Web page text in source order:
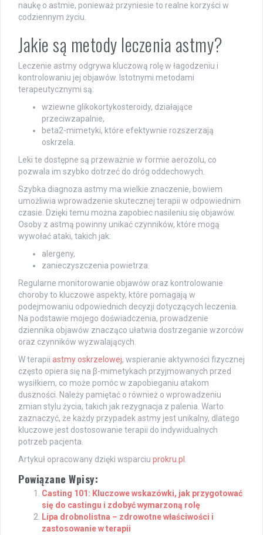
naukę o astmie, ponieważ przyniesie to realne korzyści w
codziennym życiu.
Jakie są metody leczenia astmy?
Leczenie astmy odgrywa kluczową rolę w łagodzeniu i
kontrolowaniu jej objawów. Istotnymi metodami
terapeutycznymi są:
wziewne glikokortykosteroidy, działające
przeciwzapalnie,
beta2-mimetyki, które efektywnie rozszerzają
oskrzela.
Leki te dostępne są przeważnie w formie aerozolu, co
pozwala im szybko dotrzeć do dróg oddechowych.
Szybka diagnoza astmy ma wielkie znaczenie, bowiem
umożliwia wprowadzenie skutecznej terapii w odpowiednim
czasie. Dzięki temu można zapobiec nasileniu się objawów.
Osoby z astmą powinny unikać czynników, które mogą
wywołać ataki, takich jak:
alergeny,
zanieczyszczenia powietrza.
Regularne monitorowanie objawów oraz kontrolowanie
choroby to kluczowe aspekty, które pomagają w
podejmowaniu odpowiednich decyzji dotyczących leczenia.
Na podstawie mojego doświadczenia, prowadzenie
dziennika objawów znacząco ułatwia dostrzeganie wzorców
oraz czynników wyzwalających.
W terapii astmy oskrzelowej, wspieranie aktywności fizycznej
często opiera się na β-mimetykach przyjmowanych przed
wysiłkiem, co może pomóc w zapobieganiu atakom
duszności. Należy pamiętać o również o wprowadzeniu
zmian stylu życia, takich jak rezygnacja z palenia. Warto
zaznaczyć, że każdy przypadek astmy jest unikalny, dlatego
kluczowe jest dostosowanie terapii do indywidualnych
potrzeb pacjenta.
Artykuł opracowany dzięki wsparciu prokru.pl
Powiązane Wpisy:
Casting 101: Kluczowe wskazówki, jak przygotować
się do castingu i zdobyć wymarzoną rolę
Lipa drobnolistna – zdrowotne właściwości i
zastosowanie w terapii